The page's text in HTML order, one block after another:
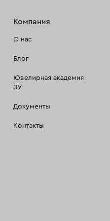
Компания
О нас
Блог
Ювелирная академия
ЗУ
Документы
Контакты